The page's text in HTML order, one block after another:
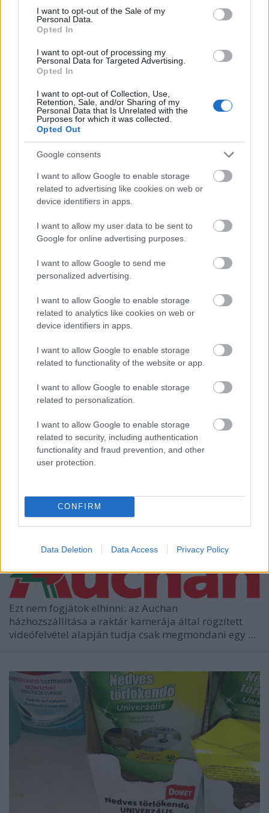
consent section.
I want to opt-out of the Sale of my
Personal Data.
Opted In
I want to opt-out of processing my
Personal Data for Targeted Advertising.
Opted In
I want to opt-out of Collection, Use,
Retention, Sale, and/or Sharing of my
Personal Data that Is Unrelated with the
Purposes for which it was collected.
Opted Out
Google consents
I want to allow Google to enable storage
related to advertising like cookies on web or
device identifiers in apps.
I want to allow my user data to be sent to
Google for online advertising purposes.
I want to allow Google to send me
personalized advertising.
I want to allow Google to enable storage
related to analytics like cookies on web or
device identifiers in apps.
I want to allow Google to enable storage
related to functionality of the website or app.
I want to allow Google to enable storage
related to personalization.
I want to allow Google to enable storage
related to security, including authentication
functionality and fraud prevention, and other
user protection.
CONFIRM
Data Deletion Data Access Privacy Policy
Az alábbi sztori legjóindulatúbb olvasata is az, hogy
az óbudai Auchan képtelen megoldani azt a
termékek ...
logisztika az Auchannál
Homár Hilda•2017. április 19.
Ezt nem fogjátok elhinni: az Auchan
házhozszállítása a raktár kamerája által rögzített
videófelvétel alapján tudja csak megmondani egy ...